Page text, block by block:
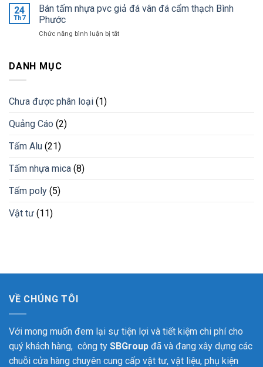
nhất
lắp
chống
tường
trang
bằng
24
Th7
Bán tấm nhựa pvc giả đá vân đá cẩm thạch Bình
Phước
Chức năng bình luận bị tắtở
DANH MỤC
Chưa được phân loại (1)
Quảng Cáo (2)
Tấm Alu (21)
Tấm nhựa mica (8)
Tấm poly (5)
Vật tư (11)
VỀ CHÚNG TÔI
Với mong muốn đem lại sự tiện lợi và tiết kiệm chi phí cho
quý khách hàng, công ty SBGroup đã và đang xây dựng các
chuỗi cửa hàng chuyên cung cấp vật tư, vật liệu, phụ kiện